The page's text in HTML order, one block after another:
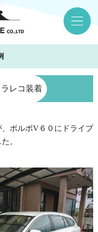
レコ装着
ボルボV６０にドライブ
。